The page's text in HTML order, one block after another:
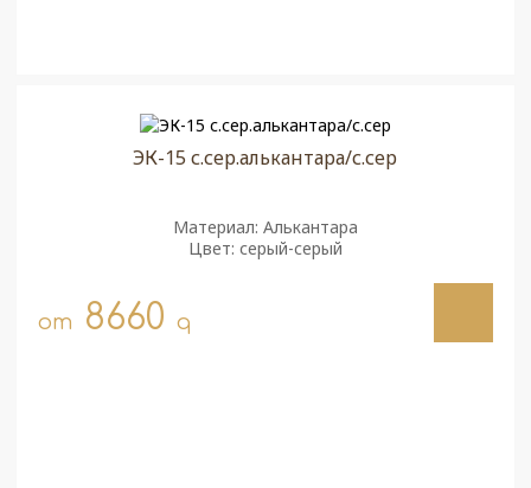
ЭК-15 с.сер.алькантара/с.сер
Материал: Алькантара
Цвет: серый-серый
от 8660 q